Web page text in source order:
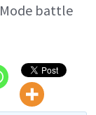
Mode battle